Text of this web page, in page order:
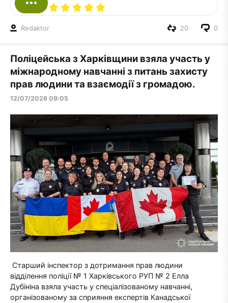
Redaktor 0
20
Поліцейська з Харківщини взяла участь у
міжнародному навчанні з питань захисту
прав людини та взаємодії з громадою.
12/07/2026 09:05
Старший інспектор з дотримання прав людини
відділення поліції № 1 Харківського РУП № 2 Елла
Дубініна взяла участь у спеціалізованому навчанні,
організованому за сприяння експертів Канадської